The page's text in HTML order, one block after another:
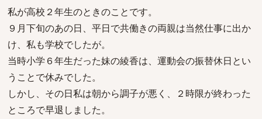
私が高校２年生のときのことです。
９月下旬のあの日、平日で共働きの両親は当然仕事に出か
け、私も学校でしたが。
当時小学６年生だった妹の綾香は、運動会の振替休日とい
うことで休みでした。
しかし、その日私は朝から調子が悪く、２時限が終わった
ところで早退しました。